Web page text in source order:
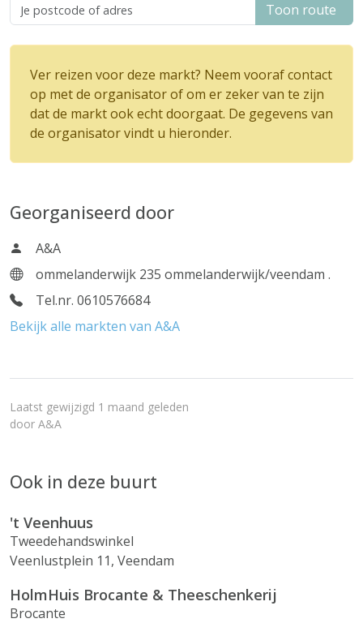
Toon route
Ver reizen voor deze markt? Neem vooraf contact
op met de organisator of om er zeker van te zijn
dat de markt ook echt doorgaat. De gegevens van
de organisator vindt u hieronder.
Georganiseerd door
A&A
ommelanderwijk 235 ommelanderwijk/veendam .
Tel.nr. 0610576684
Bekijk alle markten van A&A
Laatst gewijzigd 1 maand geleden
door A&A
Ook in deze buurt
't Veenhuus
Tweedehandswinkel
Veenlustplein 11, Veendam
HolmHuis Brocante & Theeschenkerij
Brocante